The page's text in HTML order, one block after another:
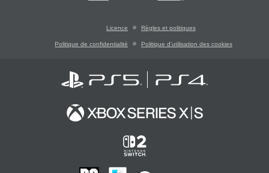
Licence Règles et politiques
Politique de confidentialité Politique d'utilisation des cookies